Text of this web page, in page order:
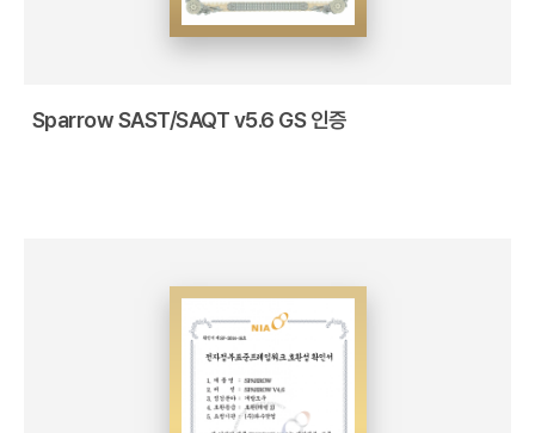
Sparrow SAST/SAQT v5.6 GS 인증